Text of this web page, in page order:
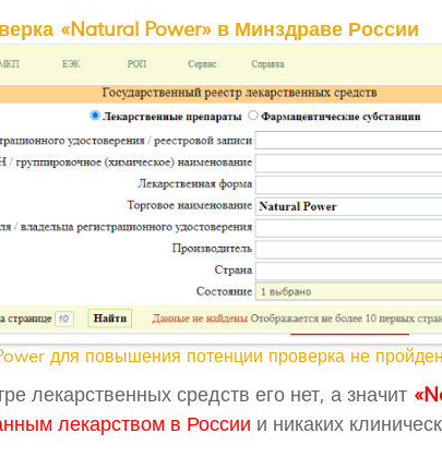
«Natural Power» в Минздраве России
для повышения потенции проверка не
лекарственных средств его нет, а значит
лекарством в России и никаких